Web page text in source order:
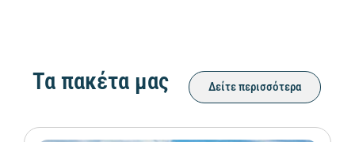
Τα πακέτα μας Δείτε περισσότερα